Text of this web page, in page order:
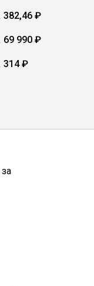
382,46 ₽
69 990 ₽
314 ₽
за